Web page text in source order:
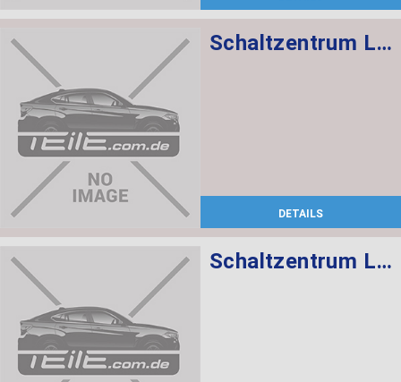
Schaltzentrum Lenksäule
DETAILS
Schaltzentrum Lenksäule